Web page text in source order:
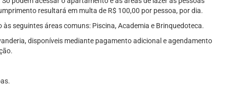
resultará em multa de R$ 100,00 por pessoa, por dia.
às seguintes áreas comuns: Piscina, Academia e Brinquedoteca.
disponíveis mediante pagamento adicional e agendamento